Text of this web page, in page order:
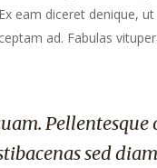
eam diceret denique,
ad. Fabulas
sed